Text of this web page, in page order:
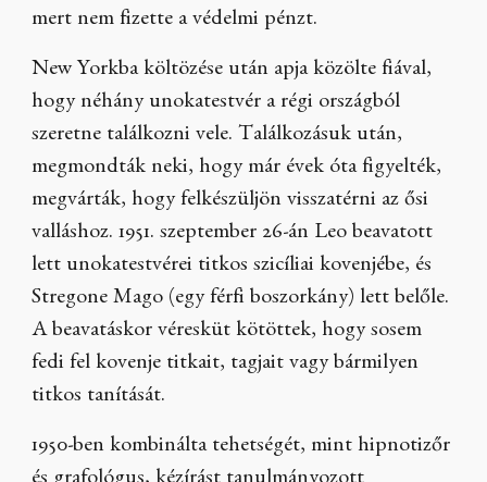
mert nem fizette a védelmi pénzt.
New Yorkba költözése után apja közölte fiával,
hogy néhány unokatestvér a régi országból
szeretne találkozni vele. Találkozásuk után,
megmondták neki, hogy már évek óta figyelték,
megvárták, hogy felkészüljön visszatérni az ősi
valláshoz. 1951. szeptember 26-án Leo beavatott
lett unokatestvérei titkos szicíliai kovenjébe, és
Stregone Mago (egy férfi boszorkány) lett belőle.
A beavatáskor véresküt kötöttek, hogy sosem
fedi fel kovenje titkait, tagjait vagy bármilyen
titkos tanítását.
1950-ben kombinálta tehetségét, mint hipnotizőr